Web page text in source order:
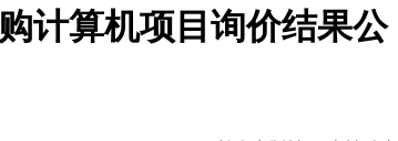
计算机项目询价结果公